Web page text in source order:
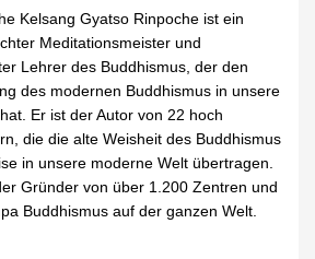
Kelsang Gyatso Rinpoche ist ein
Meditationsmeister und
Lehrer des Buddhismus, der den
des modernen Buddhismus in unsere
Er ist der Autor von 22 hoch
die die alte Weisheit des Buddhismus
in unsere moderne Welt übertragen.
Gründer von über 1.200 Zentren und
Buddhismus auf der ganzen Welt.